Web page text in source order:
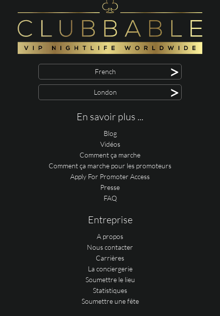
French >
London >
En savoir plus ...
Blog
Vidéos
Comment ça marche
Comment ça marche pour les promoteurs
Apply For Promoter Access
Presse
FAQ
Entreprise
A propos
Nous contacter
Carrières
La conciergerie
Soumettre le lieu
Statistiques
Soumettre une fête